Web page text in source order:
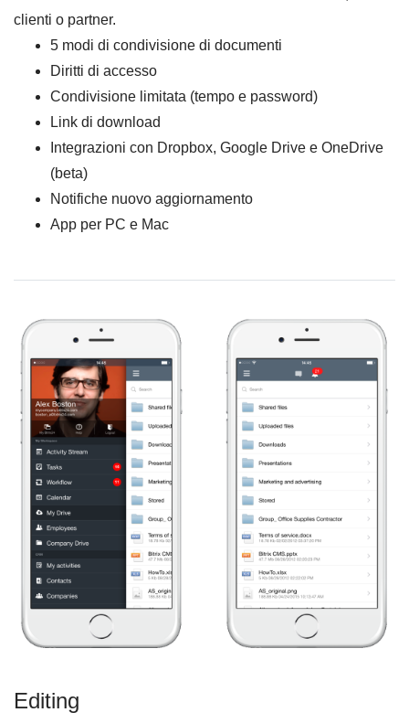
clienti o partner.
5 modi di condivisione di documenti
Diritti di accesso
Condivisione limitata (tempo e password)
Link di download
Integrazioni con Dropbox, Google Drive e OneDrive
(beta)
Notifiche nuovo aggiornamento
App per PC e Mac
Editing